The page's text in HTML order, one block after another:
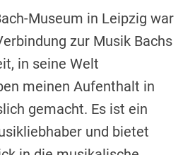
Museum in Leipzig war
zur Musik Bachs
in seine Welt
meinen Aufenthalt in
gemacht. Es ist ein
und bietet